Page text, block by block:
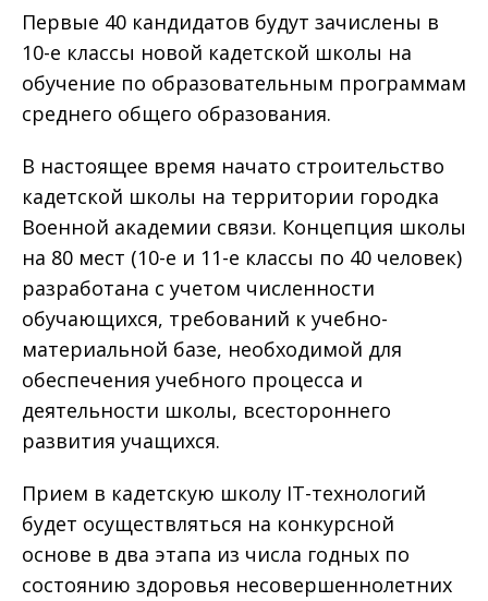
Первые 40 кандидатов будут зачислены в
10-е классы новой кадетской школы на
обучение по образовательным программам
среднего общего образования.
В настоящее время начато строительство
кадетской школы на территории городка
Военной академии связи. Концепция школы
на 80 мест (10-е и 11-е классы по 40 человек)
разработана с учетом численности
обучающихся, требований к учебно-
материальной базе, необходимой для
обеспечения учебного процесса и
деятельности школы, всестороннего
развития учащихся.
Прием в кадетскую школу IT-технологий
будет осуществляться на конкурсной
основе в два этапа из числа годных по
состоянию здоровья несовершеннолетних